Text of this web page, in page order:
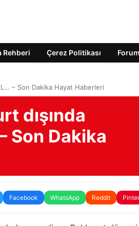
Rehberi Çerez Politikası Forum
– Son Dakika Hayat Haberleri
dışında
Son Dakika
Facebook WhatsApp Reddit